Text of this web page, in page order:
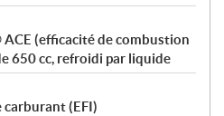
(efficacité de combustion
650 cc, refroidi par liquide
(EFI)